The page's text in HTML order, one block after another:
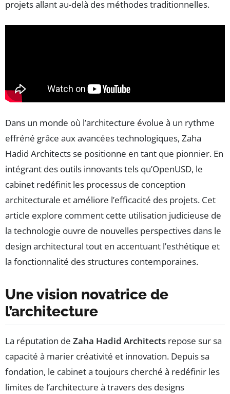
projets allant au-delà des méthodes traditionnelles.
Dans un monde où l’architecture évolue à un rythme
effréné grâce aux avancées technologiques, Zaha
Hadid Architects se positionne en tant que pionnier. En
intégrant des outils innovants tels qu’OpenUSD, le
cabinet redéfinit les processus de conception
architecturale et améliore l’efficacité des projets. Cet
article explore comment cette utilisation judicieuse de
la technologie ouvre de nouvelles perspectives dans le
design architectural tout en accentuant l’esthétique et
la fonctionnalité des structures contemporaines.
Une vision novatrice de
l’architecture
La réputation de Zaha Hadid Architects repose sur sa
capacité à marier créativité et innovation. Depuis sa
fondation, le cabinet a toujours cherché à redéfinir les
limites de l’architecture à travers des designs